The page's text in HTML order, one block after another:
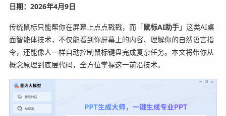
日期：2026年4月9日
传统鼠标只能帮你在屏幕上点点戳戳，而「鼠标AI助手」这类AI桌
面智能体技术，不仅能看到你屏幕上的内容、理解你的自然语言指
令，还能像人一样自动控制鼠标键盘完成复杂任务。本文将带你从
概念原理到底层代码，全方位掌握这一前沿技术。